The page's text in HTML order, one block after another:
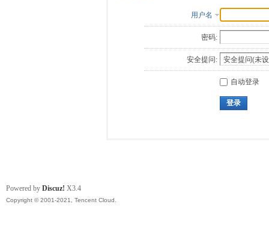
用户名
密码:
安全提问:
自动登录
登录
Powered by Discuz! X3.4
Copyright © 2001-2021, Tencent Cloud.